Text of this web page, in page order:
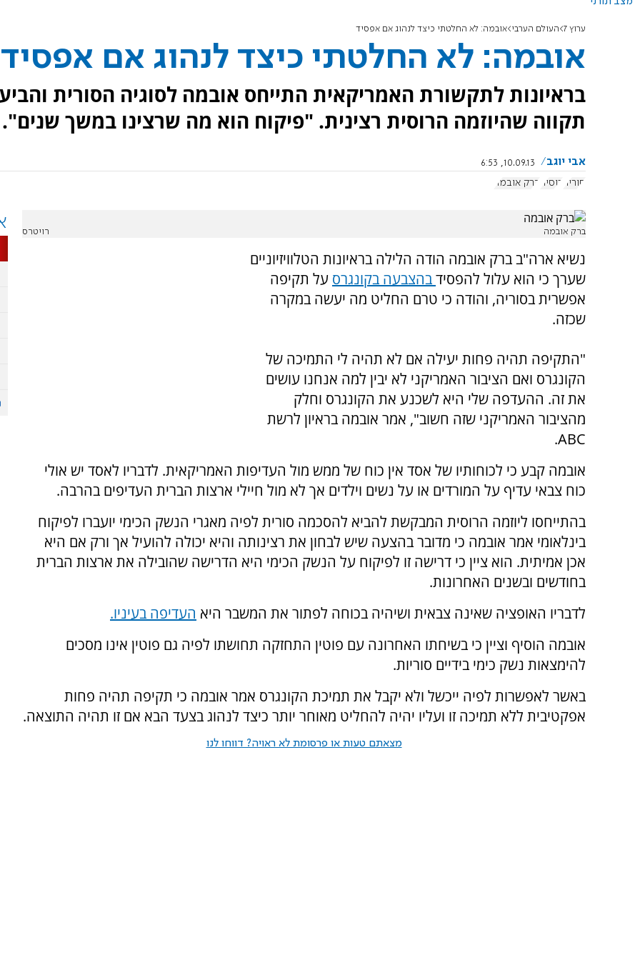
ערוץ 7 העולם הערבי אובמה: לא החלטתי כיצד לנהוג אם אפסיד
אובמה: לא החלטתי כיצד לנהוג אם אפסיד
בראיונות לתקשורת האמריקאית התייחס אובמה לסוגיה הסורית
תקווה שהיוזמה הרוסית רצינית. "פיקוח הוא מה שרצינו במשך שנים".
אבי יוגב
10.09.13, 6:53
סוריה
רוסיה ברק אובמה
ברק אובמה רויטרס
נשיא ארה"ב ברק אובמה הודה הלילה בראיונות הטלוויזיוניים
שערך כי הוא עלול להפסידבהצבעה בקונגרס על תקיפה
אפשרית בסוריה, והודה כי טרם החליט מה יעשה במקרה
שכזה.
"התקיפה תהיה פחות יעילה אם לא תהיה לי התמיכה של
הקונגרס ואם הציבור האמריקני לא יבין למה אנחנו עושים
את זה. ההעדפה שלי היא לשכנע את הקונגרס וחלק
מהציבור האמריקני שזה חשוב", אמר אובמה בראיון לרשת
ABC.
אובמה קבע כי לכוחותיו של אסד אין כוח של ממש מול העדיפות האמריקאית. לדבריו לאסד יש אולי
כוח צבאי עדיף על המורדים או על נשים וילדים אך לא מול חיילי ארצות הברית העדיפים בהרבה.
בהתייחסו ליוזמה הרוסית המבקשת להביא להסכמה סורית לפיה מאגרי הנשק הכימי יועברו לפיקוח
בינלאומי אמר אובמה כי מדובר בהצעה שיש לבחון את רצינותה והיא יכולה להועיל אך ורק אם היא
אכן אמיתית. הוא ציין כי דרישה זו לפיקוח על הנשק הכימי היא הדרישה שהובילה את ארצות הברית
בחודשים ובשנים האחרונות.
לדבריו האופציה שאינה צבאית ושיהיה בכוחה לפתור את המשבר היא העדיפה בעיניו.
אובמה הוסיף וציין כי בשיחתו האחרונה עם פוטין התחזקה תחושתו לפיה גם פוטין אינו מסכים
להימצאות נשק כימי בידיים סוריות.
באשר לאפשרות לפיה ייכשל ולא יקבל את תמיכת הקונגרס אמר אובמה כי תקיפה תהיה פחות
אפקטיבית ללא תמיכה זו ועליו יהיה להחליט מאוחר יותר כיצד לנהוג בצעד הבא אם זו תהיה התוצאה.
מצאתם טעות או פרסומת לא ראויה? דווחו לנו